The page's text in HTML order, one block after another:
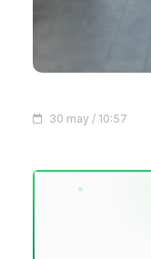
30 may / 10:57